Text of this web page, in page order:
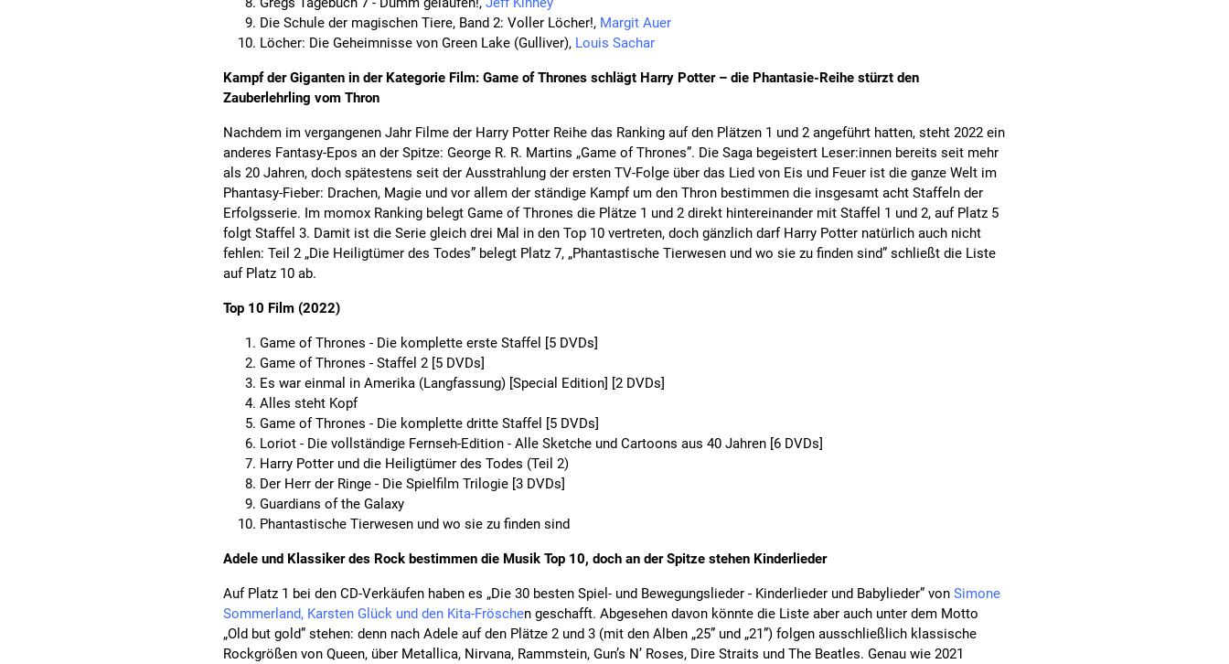
Die Schule der magischen Tiere, Band 2: Voller Löcher!, Margit Auer
Löcher: Die Geheimnisse von Green Lake (Gulliver), Louis Sachar
Kampf der Giganten in der Kategorie Film: Game of Thrones schlägt Harry Potter – die Phantasie-Reihe stürzt den
Zauberlehrling vom Thron
Nachdem im vergangenen Jahr Filme der Harry Potter Reihe das Ranking auf den Plätzen 1 und 2 angeführt hatten, steht 2022 ein
anderes Fantasy-Epos an der Spitze: George R. R. Martins „Game of Thrones”. Die Saga begeistert Leser:innen bereits seit mehr
als 20 Jahren, doch spätestens seit der Ausstrahlung der ersten TV-Folge über das Lied von Eis und Feuer ist die ganze Welt im
Phantasy-Fieber: Drachen, Magie und vor allem der ständige Kampf um den Thron bestimmen die insgesamt acht Staffeln der
Erfolgsserie. Im momox Ranking belegt Game of Thrones die Plätze 1 und 2 direkt hintereinander mit Staffel 1 und 2, auf Platz 5
folgt Staffel 3. Damit ist die Serie gleich drei Mal in den Top 10 vertreten, doch gänzlich darf Harry Potter natürlich auch nicht
fehlen: Teil 2 „Die Heiligtümer des Todes” belegt Platz 7, „Phantastische Tierwesen und wo sie zu finden sind” schließt die Liste
auf Platz 10 ab.
Top 10 Film (2022)
Game of Thrones - Die komplette erste Staffel [5 DVDs]
Game of Thrones - Staffel 2 [5 DVDs]
Es war einmal in Amerika (Langfassung) [Special Edition] [2 DVDs]
Alles steht Kopf
Game of Thrones - Die komplette dritte Staffel [5 DVDs]
Loriot - Die vollständige Fernseh-Edition - Alle Sketche und Cartoons aus 40 Jahren [6 DVDs]
Harry Potter und die Heiligtümer des Todes (Teil 2)
Der Herr der Ringe - Die Spielfilm Trilogie [3 DVDs]
Guardians of the Galaxy
Phantastische Tierwesen und wo sie zu finden sind
Adele und Klassiker des Rock bestimmen die Musik Top 10, doch an der Spitze stehen Kinderlieder
Auf Platz 1 bei den CD-Verkäufen haben es „Die 30 besten Spiel- und Bewegungslieder - Kinderlieder und Babylieder” von Simone
Sommerland, Karsten Glück und den Kita-Fröschen geschafft. Abgesehen davon könnte die Liste aber auch unter dem Motto
„Old but gold” stehen: denn nach Adele auf den Plätze 2 und 3 (mit den Alben „25” und „21”) folgen ausschließlich klassische
Rockgrößen von Queen, über Metallica, Nirvana, Rammstein, Gun’s N’ Roses, Dire Straits und The Beatles. Genau wie 2021